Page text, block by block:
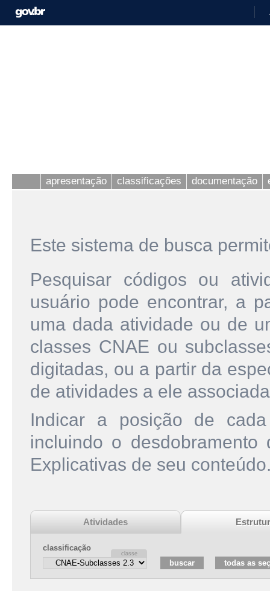
apresentação classificações documentação
Este sistema de busca
Pesquisar códigos ou
usuário pode encontrar, a
uma dada atividade ou de
classes CNAE ou
digitadas, ou a partir da
de atividades a ele
Indicar a posição de
incluindo o
Explicativas de seu
Atividades
classificação